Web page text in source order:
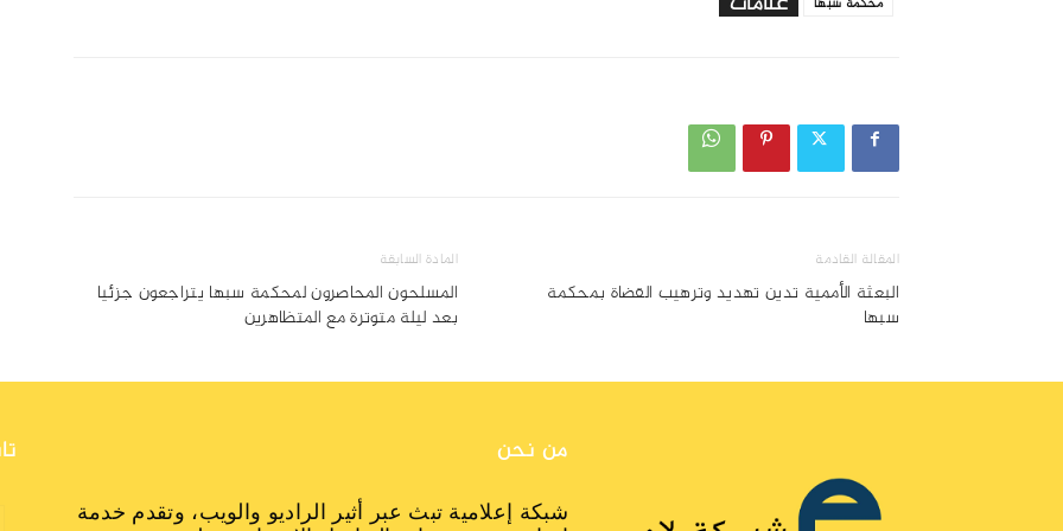
المادة السابقة
المسلحون المحاصرون لمحكمة سبها يتراجعون جزئيا
بعد ليلة متوترة مع المتظاهرين
المقالة القادمة
البعثة الأممية تدين تهديد وترهيب القضاة بمحكمة
سبها
من نحن
شبكة إعلامية تبث عبر أثير الراديو والويب، وتقدم خدمة